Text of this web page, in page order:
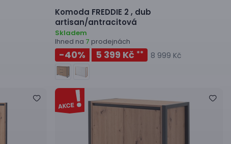
Komoda FREDDIE 2 , dub
artisan/antracitová
Skladem
Ihned na 7 prodejnách
-40% 5 399 Kč ** 8 999 Kč